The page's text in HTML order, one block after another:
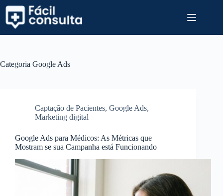
Pular
para
conteúdo
Categoria Google Ads
Captação de Pacientes, Google Ads,
Marketing digital
Google Ads para Médicos: As Métricas que
Mostram se sua Campanha está Funcionando